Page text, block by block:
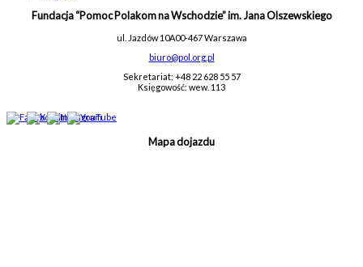
Fundacja “Pomoc Polakom na Wschodzie” im. Jana Olszewskiego
ul. Jazdów 10A00-467 Warszawa
biuro@pol.org.pl
Sekretariat: +48 22 628 55 57
Księgowość: wew. 113
Mapa dojazdu